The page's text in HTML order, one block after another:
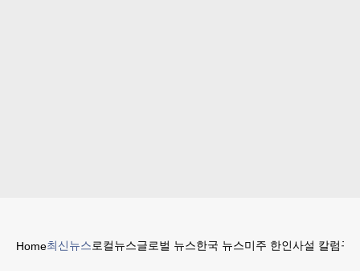
Home최신뉴스로컬뉴스글로벌 뉴스한국 뉴스미주 한인사설 칼럼구